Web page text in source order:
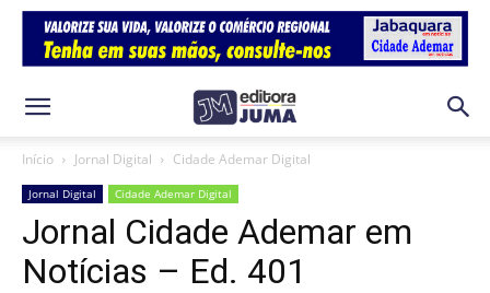
Início Jornal Digital Cidade Ademar Digital
Jornal Digital Cidade Ademar Digital
Jornal Cidade Ademar em
Notícias – Ed. 401